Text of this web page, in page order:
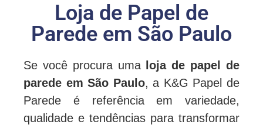
Loja de Papel de
Parede em São Paulo
Se você procura uma
loja de papel de
parede em São Paulo, a K&G Papel de
Parede é referência em variedade,
qualidade e tendências para transformar